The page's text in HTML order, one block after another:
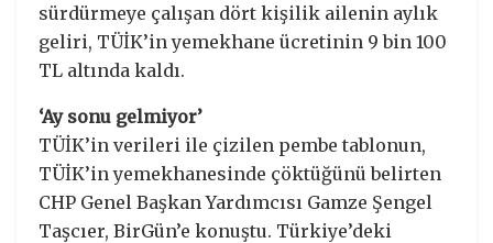
sürdürmeye çalışan dört kişilik ailenin aylık
geliri, TÜİK’in yemekhane ücretinin 9 bin 100
TL altında kaldı.
‘Ay sonu gelmiyor’
TÜİK’in verileri ile çizilen pembe tablonun,
TÜİK’in yemekhanesinde çöktüğünü belirten
CHP Genel Başkan Yardımcısı Gamze Şengel
Taşcıer, BirGün’e konuştu. Türkiye’deki